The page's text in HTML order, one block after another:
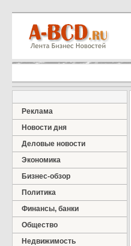
Реклама
Новости дня
Деловые новости
Экономика
Бизнес-обзор
Политика
Финансы, банки
Общество
Недвижимость